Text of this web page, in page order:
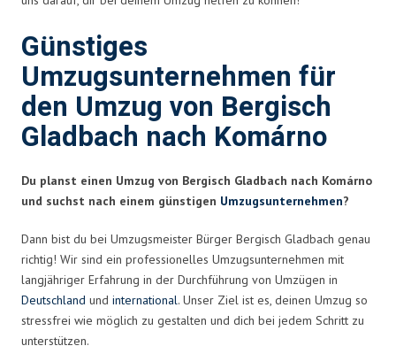
Günstiges
Umzugsunternehmen für
den Umzug von Bergisch
Gladbach nach Komárno
Du planst einen Umzug von Bergisch Gladbach nach Komárno
und suchst nach einem günstigen Umzugsunternehmen?
Dann bist du bei Umzugsmeister Bürger Bergisch Gladbach genau
richtig! Wir sind ein professionelles Umzugsunternehmen mit
langjähriger Erfahrung in der Durchführung von Umzügen in
Deutschland und international. Unser Ziel ist es, deinen Umzug so
stressfrei wie möglich zu gestalten und dich bei jedem Schritt zu
unterstützen.